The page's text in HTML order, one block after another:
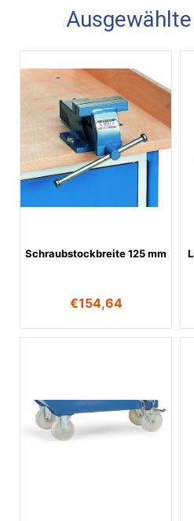
Schraubstockbreite 125 mm
€154,64